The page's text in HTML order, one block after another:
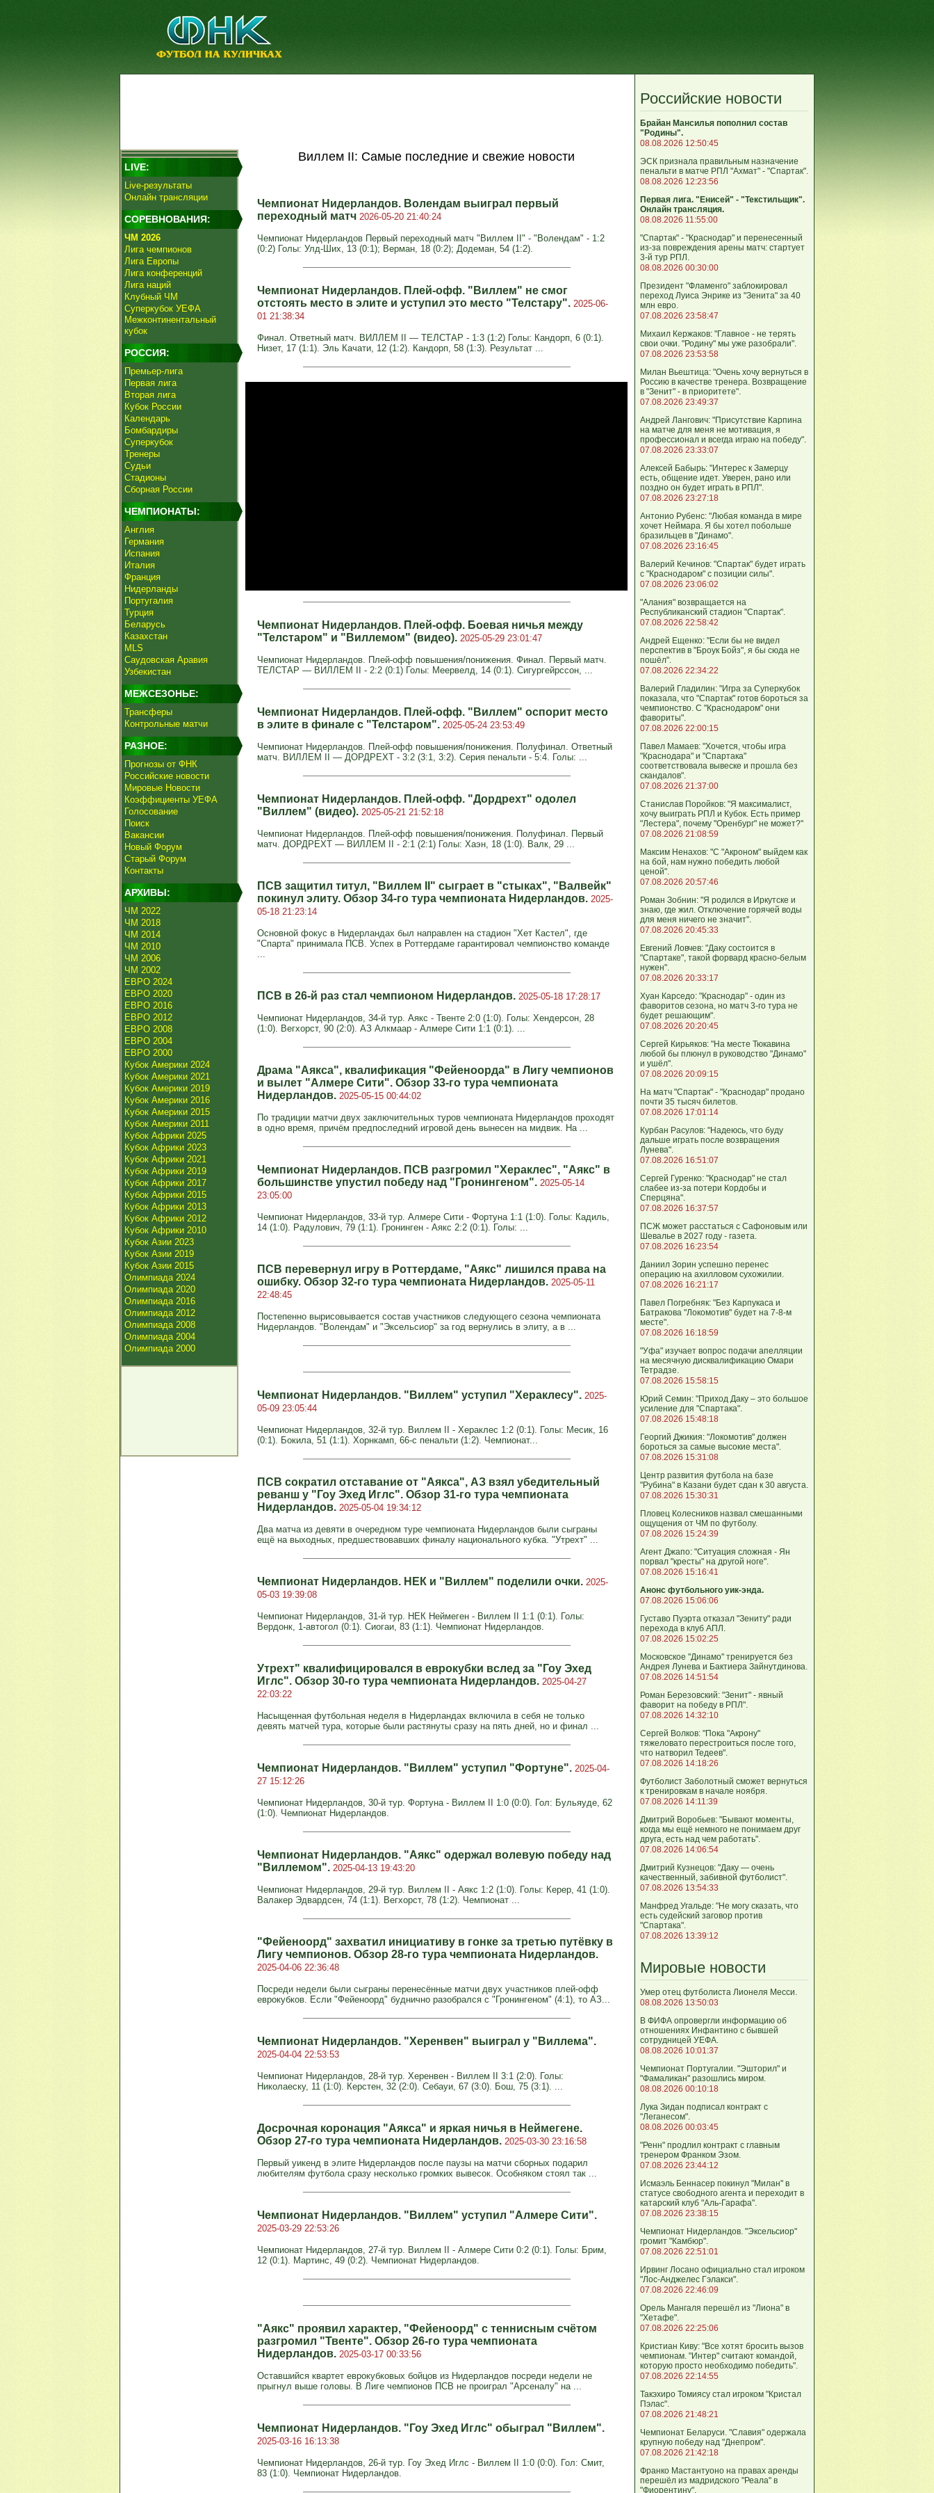
LIVE:
Live-результаты
Онлайн трансляции
СОРЕВНОВАНИЯ:
ЧМ 2026
Лига чемпионов
Лига Европы
Лига конференций
Лига наций
Клубный ЧМ
Суперкубок УЕФА
Межконтинентальный
кубок
РОССИЯ:
Премьер-лига
Первая лига
Вторая лига
Кубок России
Календарь
Бомбардиры
Суперкубок
Тренеры
Судьи
Стадионы
Сборная России
ЧЕМПИОНАТЫ:
Англия
Германия
Испания
Италия
Франция
Нидерланды
Португалия
Турция
Беларусь
Казахстан
MLS
Саудовская Аравия
Узбекистан
МЕЖСЕЗОНЬЕ:
Трансферы
Контрольные матчи
РАЗНОЕ:
Прогнозы от ФНК
Российские новости
Мировые Новости
Коэффициенты УЕФА
Голосование
Поиск
Вакансии
Новый Форум
Старый Форум
Контакты
АРХИВЫ:
ЧМ 2022
ЧМ 2018
ЧМ 2014
ЧМ 2010
ЧМ 2006
ЧМ 2002
ЕВРО 2024
ЕВРО 2020
ЕВРО 2016
ЕВРО 2012
ЕВРО 2008
ЕВРО 2004
ЕВРО 2000
Кубок Америки 2024
Кубок Америки 2021
Кубок Америки 2019
Кубок Америки 2016
Кубок Америки 2015
Кубок Америки 2011
Кубок Африки 2025
Кубок Африки 2023
Кубок Африки 2021
Кубок Африки 2019
Кубок Африки 2017
Кубок Африки 2015
Кубок Африки 2013
Кубок Африки 2012
Кубок Африки 2010
Кубок Азии 2023
Кубок Азии 2019
Кубок Азии 2015
Олимпиада 2024
Олимпиада 2020
Олимпиада 2016
Олимпиада 2012
Олимпиада 2008
Олимпиада 2004
Олимпиада 2000
Виллем II: Самые последние и свежие новости
Чемпионат Нидерландов. Волендам выиграл первый
переходный матч 2026-05-20 21:40:24
Чемпионат Нидерландов Первый переходный матч "Виллем II" - "Волендам" - 1:2
(0:2) Голы: Улд-Ших, 13 (0:1); Верман, 18 (0:2); Додеман, 54 (1:2).
Чемпионат Нидерландов. Плей-офф. "Виллем" не смог
отстоять место в элите и уступил это место "Телстару". 2025-06-
01 21:38:34
Финал. Ответный матч. ВИЛЛЕМ II — ТЕЛСТАР - 1:3 (1:2) Голы: Кандорп, 6 (0:1).
Низет, 17 (1:1). Эль Качати, 12 (1:2). Кандорп, 58 (1:3). Результат ...
Чемпионат Нидерландов. Плей-офф. Боевая ничья между
"Телстаром" и "Виллемом" (видео). 2025-05-29 23:01:47
Чемпионат Нидерландов. Плей-офф повышения/понижения. Финал. Первый матч.
ТЕЛСТАР — ВИЛЛЕМ II - 2:2 (0:1) Голы: Меервелд, 14 (0:1). Сигургейрссон, ...
Чемпионат Нидерландов. Плей-офф. "Виллем" оспорит место
в элите в финале с "Телстаром". 2025-05-24 23:53:49
Чемпионат Нидерландов. Плей-офф повышения/понижения. Полуфинал. Ответный
матч. ВИЛЛЕМ II — ДОРДРЕХТ - 3:2 (3:1, 3:2). Серия пенальти - 5:4. Голы: ...
Чемпионат Нидерландов. Плей-офф. "Дордрехт" одолел
"Виллем" (видео). 2025-05-21 21:52:18
Чемпионат Нидерландов. Плей-офф повышения/понижения. Полуфинал. Первый
матч. ДОРДРЕХТ — ВИЛЛЕМ II - 2:1 (2:1) Голы: Хаэн, 18 (1:0). Валк, 29 ...
ПСВ защитил титул, "Виллем II" сыграет в "стыках", "Валвейк"
покинул элиту. Обзор 34-го тура чемпионата Нидерландов. 2025-
05-18 21:23:14
Основной фокус в Нидерландах был направлен на стадион "Хет Кастел", где
"Спарта" принимала ПСВ. Успех в Роттердаме гарантировал чемпионство команде
...
ПСВ в 26-й раз стал чемпионом Нидерландов. 2025-05-18 17:28:17
Чемпионат Нидерландов, 34-й тур. Аякс - Твенте 2:0 (1:0). Голы: Хендерсон, 28
(1:0). Вегхорст, 90 (2:0). АЗ Алкмаар - Алмере Сити 1:1 (0:1). ...
Драма "Аякса", квалификация "Фейеноорда" в Лигу чемпионов
и вылет "Алмере Сити". Обзор 33-го тура чемпионата
Нидерландов. 2025-05-15 00:44:02
По традиции матчи двух заключительных туров чемпионата Нидерландов проходят
в одно время, причём предпоследний игровой день вынесен на мидвик. На ...
Чемпионат Нидерландов. ПСВ разгромил "Хераклес", "Аякс" в
большинстве упустил победу над "Гронингеном". 2025-05-14
23:05:00
Чемпионат Нидерландов, 33-й тур. Алмере Сити - Фортуна 1:1 (1:0). Голы: Кадиль,
14 (1:0). Радулович, 79 (1:1). Гронинген - Аякс 2:2 (0:1). Голы: ...
ПСВ перевернул игру в Роттердаме, "Аякс" лишился права на
ошибку. Обзор 32-го тура чемпионата Нидерландов. 2025-05-11
22:48:45
Постепенно вырисовывается состав участников следующего сезона чемпионата
Нидерландов. "Волендам" и "Эксельсиор" за год вернулись в элиту, а в ...
Чемпионат Нидерландов. "Виллем" уступил "Хераклесу". 2025-
05-09 23:05:44
Чемпионат Нидерландов, 32-й тур. Виллем II - Хераклес 1:2 (0:1). Голы: Месик, 16
(0:1). Бокила, 51 (1:1). Хорнкамп, 66-с пенальти (1:2). Чемпионат...
ПСВ сократил отставание от "Аякса", АЗ взял убедительный
реванш у "Гоу Эхед Иглс". Обзор 31-го тура чемпионата
Нидерландов. 2025-05-04 19:34:12
Два матча из девяти в очередном туре чемпионата Нидерландов были сыграны
ещё на выходных, предшествовавших финалу национального кубка. "Утрехт" ...
Чемпионат Нидерландов. НЕК и "Виллем" поделили очки. 2025-
05-03 19:39:08
Чемпионат Нидерландов, 31-й тур. НЕК Неймеген - Виллем II 1:1 (0:1). Голы:
Вердонк, 1-автогол (0:1). Сиогаи, 83 (1:1). Чемпионат Нидерландов.
Утрехт" квалифицировался в еврокубки вслед за "Гоу Эхед
Иглс". Обзор 30-го тура чемпионата Нидерландов. 2025-04-27
22:03:22
Насыщенная футбольная неделя в Нидерландах включила в себя не только
девять матчей тура, которые были растянуты сразу на пять дней, но и финал ...
Чемпионат Нидерландов. "Виллем" уступил "Фортуне". 2025-04-
27 15:12:26
Чемпионат Нидерландов, 30-й тур. Фортуна - Виллем II 1:0 (0:0). Гол: Бульяуде, 62
(1:0). Чемпионат Нидерландов.
Чемпионат Нидерландов. "Аякс" одержал волевую победу над
"Виллемом". 2025-04-13 19:43:20
Чемпионат Нидерландов, 29-й тур. Виллем II - Аякс 1:2 (1:0). Голы: Керер, 41 (1:0).
Валакер Эдвардсен, 74 (1:1). Вегхорст, 78 (1:2). Чемпионат ...
"Фейеноорд" захватил инициативу в гонке за третью путёвку в
Лигу чемпионов. Обзор 28-го тура чемпионата Нидерландов.
2025-04-06 22:36:48
Посреди недели были сыграны перенесённые матчи двух участников плей-офф
еврокубков. Если "Фейеноорд" буднично разобрался с "Гронингеном" (4:1), то АЗ...
Чемпионат Нидерландов. "Херенвен" выиграл у "Виллема".
2025-04-04 22:53:53
Чемпионат Нидерландов, 28-й тур. Херенвен - Виллем II 3:1 (2:0). Голы:
Николаеску, 11 (1:0). Керстен, 32 (2:0). Себауи, 67 (3:0). Бош, 75 (3:1). ...
Досрочная коронация "Аякса" и яркая ничья в Неймегене.
Обзор 27-го тура чемпионата Нидерландов. 2025-03-30 23:16:58
Первый уикенд в элите Нидерландов после паузы на матчи сборных подарил
любителям футбола сразу несколько громких вывесок. Особняком стоял так ...
Чемпионат Нидерландов. "Виллем" уступил "Алмере Сити".
2025-03-29 22:53:26
Чемпионат Нидерландов, 27-й тур. Виллем II - Алмере Сити 0:2 (0:1). Голы: Брим,
12 (0:1). Мартинс, 49 (0:2). Чемпионат Нидерландов.
"Аякс" проявил характер, "Фейеноорд" с теннисным счётом
разгромил "Твенте". Обзор 26-го тура чемпионата
Нидерландов. 2025-03-17 00:33:56
Оставшийся квартет еврокубковых бойцов из Нидерландов посреди недели не
прыгнул выше головы. В Лиге чемпионов ПСВ не проиграл "Арсеналу" на ...
Чемпионат Нидерландов. "Гоу Эхед Иглс" обыграл "Виллем".
2025-03-16 16:13:38
Чемпионат Нидерландов, 26-й тур. Гоу Эхед Иглс - Виллем II 1:0 (0:0). Гол: Смит,
83 (1:0). Чемпионат Нидерландов.
Российские новости
Брайан Мансилья пополнил состав
"Родины".
08.08.2026 12:50:45
ЭСК признала правильным назначение
пенальти в матче РПЛ "Ахмат" - "Спартак".
08.08.2026 12:23:56
Первая лига. "Енисей" - "Текстильщик".
Онлайн трансляция.
08.08.2026 11:55:00
"Спартак" - "Краснодар" и перенесенный
из-за повреждения арены матч: стартует
3-й тур РПЛ.
08.08.2026 00:30:00
Президент "Фламенго" заблокировал
переход Луиса Энрике из "Зенита" за 40
млн евро.
07.08.2026 23:58:47
Михаил Кержаков: "Главное - не терять
свои очки. "Родину" мы уже разобрали".
07.08.2026 23:53:58
Милан Вьештица: "Очень хочу вернуться в
Россию в качестве тренера. Возвращение
в "Зенит" - в приоритете".
07.08.2026 23:49:37
Андрей Лангович: "Присутствие Карпина
на матче для меня не мотивация, я
профессионал и всегда играю на победу".
07.08.2026 23:33:07
Алексей Бабырь: "Интерес к Замерцу
есть, общение идет. Уверен, рано или
поздно он будет играть в РПЛ".
07.08.2026 23:27:18
Антонио Рубенс: "Любая команда в мире
хочет Неймара. Я бы хотел побольше
бразильцев в "Динамо".
07.08.2026 23:16:45
Валерий Кечинов: "Спартак" будет играть
с "Краснодаром" с позиции силы".
07.08.2026 23:06:02
"Алания" возвращается на
Республиканский стадион "Спартак".
07.08.2026 22:58:42
Андрей Ещенко: "Если бы не видел
перспектив в "Броук Бойз", я бы сюда не
пошёл".
07.08.2026 22:34:22
Валерий Гладилин: "Игра за Суперкубок
показала, что "Спартак" готов бороться за
чемпионство. С "Краснодаром" они
фавориты".
07.08.2026 22:00:15
Павел Мамаев: "Хочется, чтобы игра
"Краснодара" и "Спартака"
соответствовала вывеске и прошла без
скандалов".
07.08.2026 21:37:00
Станислав Поройков: "Я максималист,
хочу выиграть РПЛ и Кубок. Есть пример
"Лестера", почему "Оренбург" не может?"
07.08.2026 21:08:59
Максим Ненахов: "С "Акроном" выйдем как
на бой, нам нужно победить любой
ценой".
07.08.2026 20:57:46
Роман Зобнин: "Я родился в Иркутске и
знаю, где жил. Отключение горячей воды
для меня ничего не значит".
07.08.2026 20:45:33
Евгений Ловчев: "Даку состоится в
"Спартаке", такой форвард красно-белым
нужен".
07.08.2026 20:33:17
Хуан Карседо: "Краснодар" - один из
фаворитов сезона, но матч 3-го тура не
будет решающим".
07.08.2026 20:20:45
Сергей Кирьяков: "На месте Тюкавина
любой бы плюнул в руководство "Динамо"
и ушёл".
07.08.2026 20:09:15
На матч "Спартак" - "Краснодар" продано
почти 35 тысяч билетов.
07.08.2026 17:01:14
Курбан Расулов: "Надеюсь, что буду
дальше играть после возвращения
Лунева".
07.08.2026 16:51:07
Сергей Гуренко: "Краснодар" не стал
слабее из-за потери Кордобы и
Сперцяна".
07.08.2026 16:37:57
ПСЖ может расстаться с Сафоновым или
Шевалье в 2027 году - газета.
07.08.2026 16:23:54
Даниил Зорин успешно перенес
операцию на ахилловом сухожилии.
07.08.2026 16:21:17
Павел Погребняк: "Без Карпукаса и
Батракова "Локомотив" будет на 7-8-м
месте".
07.08.2026 16:18:59
"Уфа" изучает вопрос подачи апелляции
на месячную дисквалификацию Омари
Тетрадзе.
07.08.2026 15:58:15
Юрий Семин: "Приход Даку – это большое
усиление для "Спартака".
07.08.2026 15:48:18
Георгий Джикия: "Локомотив" должен
бороться за самые высокие места".
07.08.2026 15:31:08
Центр развития футбола на базе
"Рубина" в Казани будет сдан к 30 августа.
07.08.2026 15:30:31
Пловец Колесников назвал смешанными
ощущения от ЧМ по футболу.
07.08.2026 15:24:39
Агент Джапо: "Ситуация сложная - Ян
порвал "кресты" на другой ноге".
07.08.2026 15:16:41
Анонс футбольного уик-энда.
07.08.2026 15:06:06
Густаво Пуэрта отказал "Зениту" ради
перехода в клуб АПЛ.
07.08.2026 15:02:25
Московское "Динамо" тренируется без
Андрея Лунева и Бактиера Зайнутдинова.
07.08.2026 14:51:54
Роман Березовский: "Зенит" - явный
фаворит на победу в РПЛ".
07.08.2026 14:32:10
Сергей Волков: "Пока "Акрону"
тяжеловато перестроиться после того,
что натворил Тедеев".
07.08.2026 14:18:26
Футболист Заболотный сможет вернуться
к тренировкам в начале ноября.
07.08.2026 14:11:39
Дмитрий Воробьев: "Бывают моменты,
когда мы ещё немного не понимаем друг
друга, есть над чем работать".
07.08.2026 14:06:54
Дмитрий Кузнецов: "Даку — очень
качественный, забивной футболист".
07.08.2026 13:54:33
Манфред Угальде: "Не могу сказать, что
есть судейский заговор против
"Спартака".
07.08.2026 13:39:12
Мировые новости
Умер отец футболиста Лионеля Месси.
08.08.2026 13:50:03
В ФИФА опровергли информацию об
отношениях Инфантино с бывшей
сотрудницей УЕФА.
08.08.2026 10:01:37
Чемпионат Португалии. "Эшторил" и
"Фамаликан" разошлись миром.
08.08.2026 00:10:18
Лука Зидан подписал контракт с
"Леганесом".
08.08.2026 00:03:45
"Ренн" продлил контракт с главным
тренером Франком Эзом.
07.08.2026 23:44:12
Исмаэль Беннасер покинул "Милан" в
статусе свободного агента и переходит в
катарский клуб "Аль-Гарафа".
07.08.2026 23:38:15
Чемпионат Нидерландов. "Эксельсиор"
громит "Камбюр".
07.08.2026 22:51:01
Ирвинг Лосано официально стал игроком
"Лос-Анджелес Гэлакси".
07.08.2026 22:46:09
Орель Мангаля перешёл из "Лиона" в
"Хетафе".
07.08.2026 22:25:06
Кристиан Киву: "Все хотят бросить вызов
чемпионам. "Интер" считают командой,
которую просто необходимо победить".
07.08.2026 22:14:55
Такэхиро Томиясу стал игроком "Кристал
Пэлас".
07.08.2026 21:48:21
Чемпионат Беларуси. "Славия" одержала
крупную победу над "Днепром".
07.08.2026 21:42:18
Франко Мастантуоно на правах аренды
перешёл из мадридского "Реала" в
"Фиорентину".